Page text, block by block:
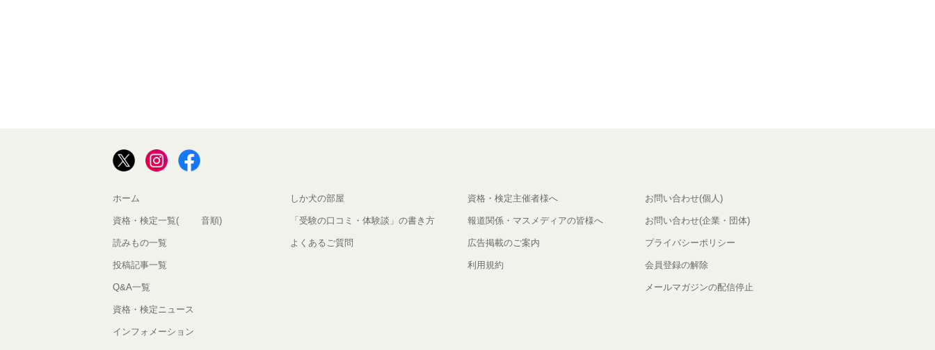
ホーム
資格・検定一覧(50音順)
読みもの一覧
投稿記事一覧
Q&A一覧
資格・検定ニュース
インフォメーション
しか犬の部屋
「受験の口コミ・体験談」の書き方
よくあるご質問
資格・検定主催者様へ
報道関係・マスメディアの皆様へ
広告掲載のご案内
利用規約
お問い合わせ(個人)
お問い合わせ(企業・団体)
プライバシーポリシー
会員登録の解除
メールマガジンの配信停止